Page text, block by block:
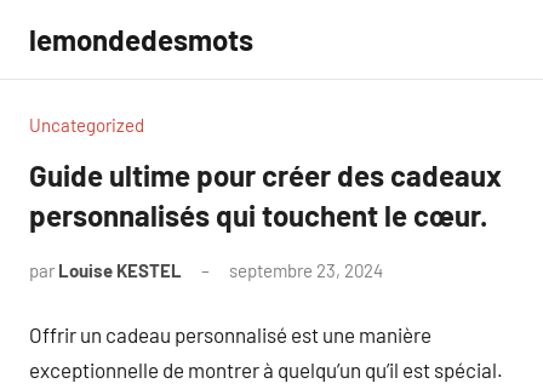
contenu
lemondedesmots
Uncategorized
Guide ultime pour créer des cadeaux
personnalisés qui touchent le cœur.
par Louise KESTEL septembre 23, 2024
Offrir un cadeau personnalisé est une manière
exceptionnelle de montrer à quelqu’un qu’il est spécial.